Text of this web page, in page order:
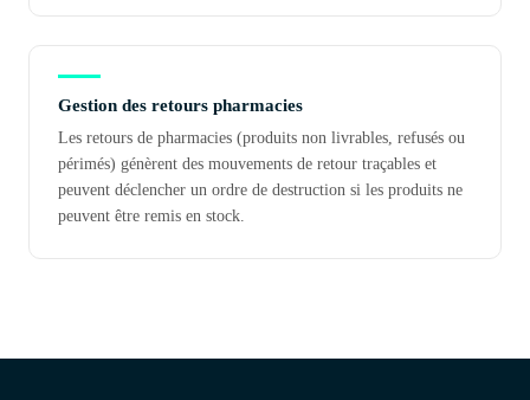
Gestion des retours pharmacies
Les retours de pharmacies (produits non livrables, refusés ou
périmés) génèrent des mouvements de retour traçables et
peuvent déclencher un ordre de destruction si les produits ne
peuvent être remis en stock.